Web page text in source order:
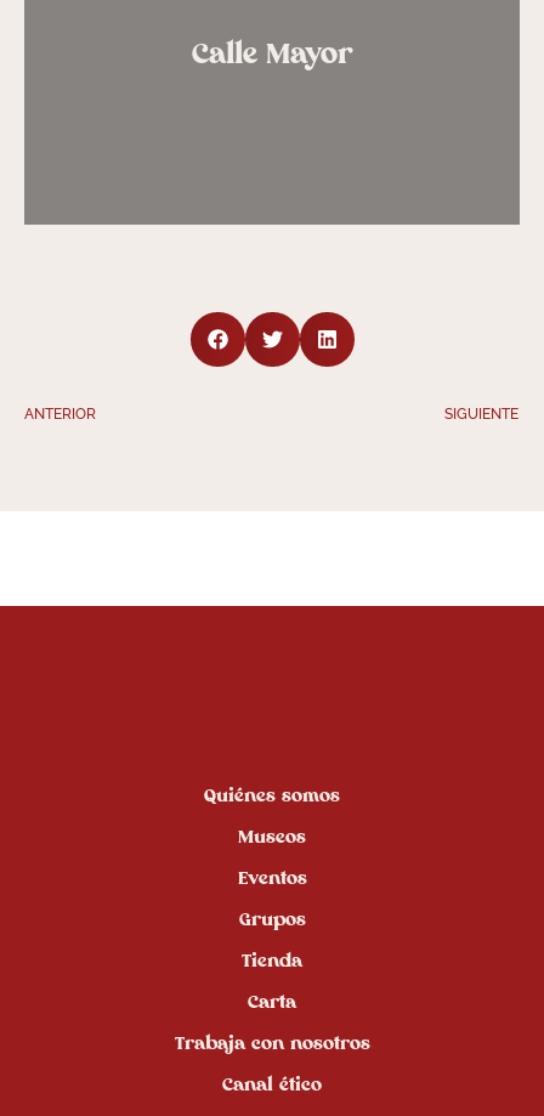
Calle Mayor
ANTERIOR SIGUIENTE
Quiénes somos
Museos
Eventos
Grupos
Tienda
Carta
Trabaja con nosotros
Canal ético